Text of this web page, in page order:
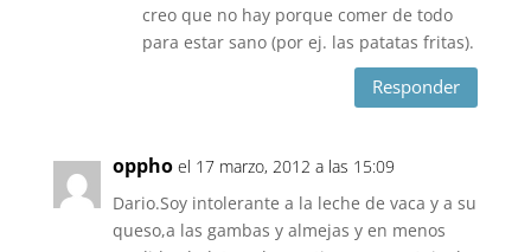
creo que no hay porque comer de todo
para estar sano (por ej. las patatas fritas).
Responder
oppho el 17 marzo, 2012 a las 15:09
Dario.Soy intolerante a la leche de vaca y a su
queso,a las gambas y almejas y en menos